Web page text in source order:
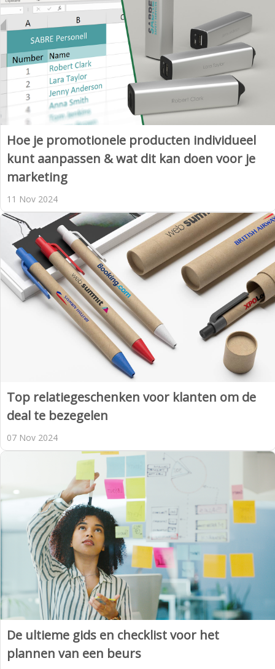
Hoe je promotionele producten individueel
kunt aanpassen & wat dit kan doen voor je
marketing
11 Nov 2024
Top relatiegeschenken voor klanten om de
deal te bezegelen
07 Nov 2024
De ultieme gids en checklist voor het
plannen van een beurs